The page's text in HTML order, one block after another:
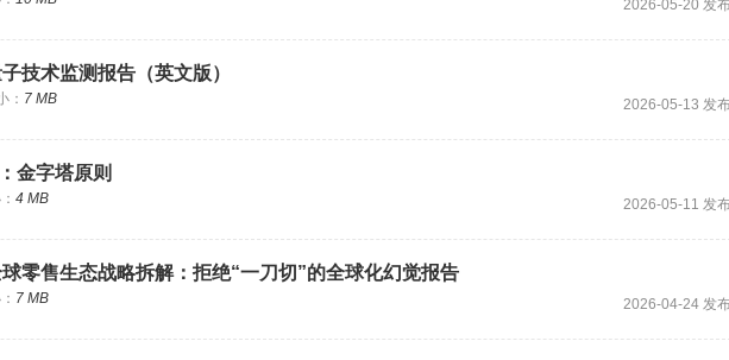
2026-05-20 发
技术监测报告（英文版）
： 7 MB 2026-05-13 发
金字塔原则
4 MB 2026-05-11 发
零售生态战略拆解：拒绝“一刀切”的全球化幻觉报告
7 MB 2026-04-24 发